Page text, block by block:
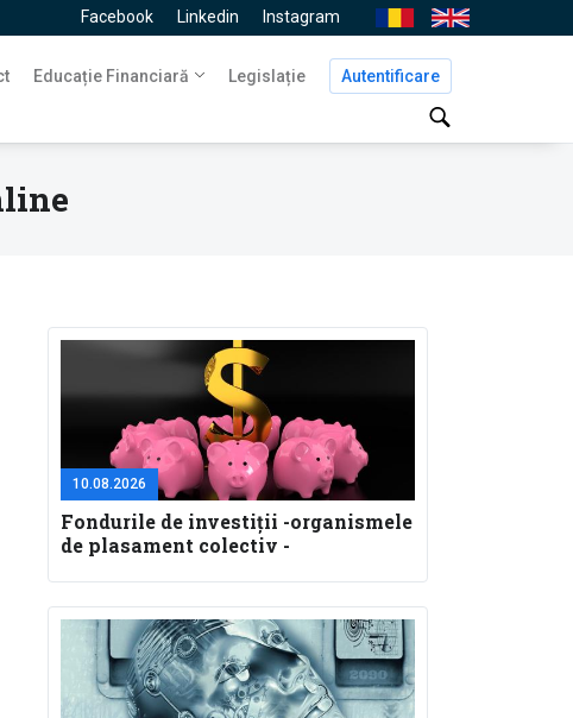
Facebook Linkedin Instagram En
Navigare
principală
Educație Financiară Legislație Autentificare
10.08.2026
Fondurile de investiții -organismele
de plasament colectiv -